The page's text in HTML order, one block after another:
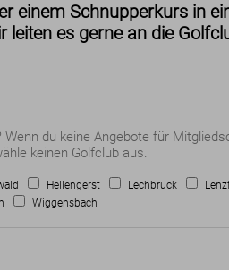
einem Schnupperkurs in
leiten es gerne an die
du keine Angebote für
keinen Golfclub aus.
Hellengerst Lechbruck
Wiggensbach